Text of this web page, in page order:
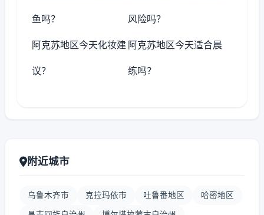
鱼吗？ 风险吗？
阿克苏地区今天化妆建
议？
阿克苏地区今天适合晨
练吗？
附近城市
乌鲁木齐市 克拉玛依市 吐鲁番地区 哈密地区